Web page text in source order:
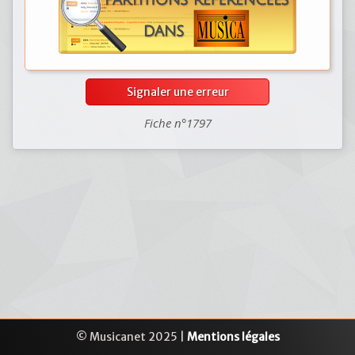
Signaler une erreur
Fiche n°1797
© Musicanet 2025 | Mentions légales